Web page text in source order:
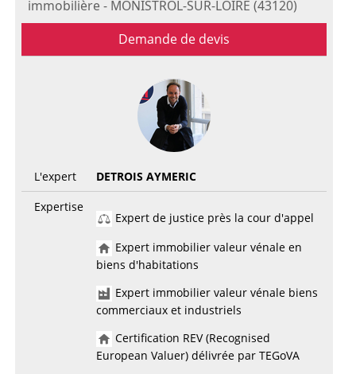
immobilière - MONISTROL-SUR-LOIRE (43120)
Demande de devis
L'expert
DETROIS AYMERIC
Expertise
Expert de justice près la cour d'appel
Expert immobilier valeur vénale en
biens d'habitations
Expert immobilier valeur vénale biens
commerciaux et industriels
Certification REV (Recognised
European Valuer) délivrée par TEGoVA